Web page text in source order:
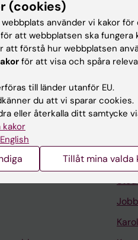
och
för mikrobiologi, tumör- och
(cookies)
använder vi kakor för
att webbplatsen ska fungera
att förstå hur webbplatsen
för att visa och spåra
till länder utanför EU.
du att vi sparar cookies.
eller återkalla ditt samtycke
kakor
Tillåt mina valda